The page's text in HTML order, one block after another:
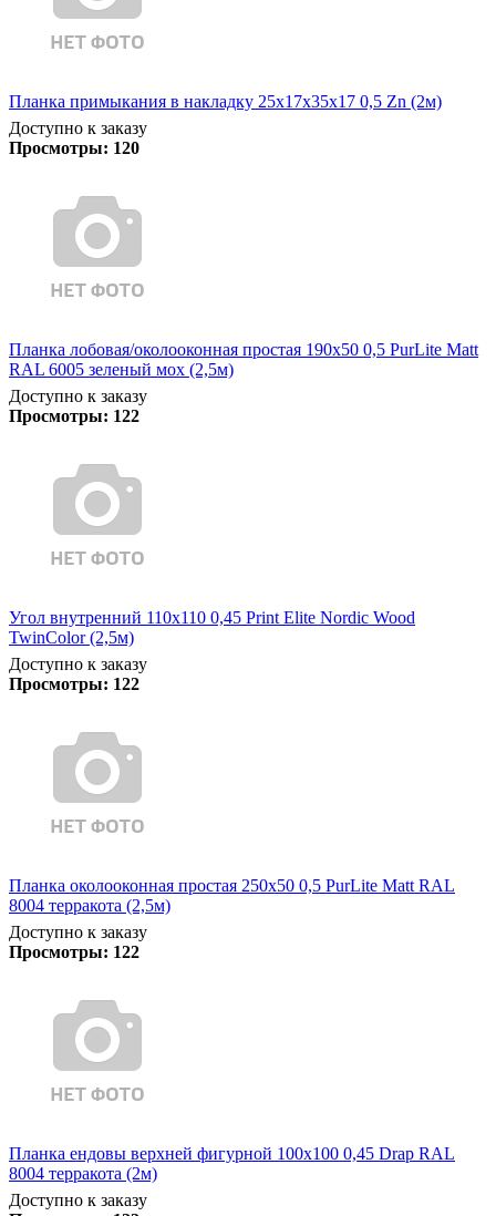
Планка примыкания в накладку 25х17х35х17 0,5 Zn (2м)
Доступно к заказу
Просмотры: 120
Планка лобовая/околооконная простая 190х50 0,5 PurLite Matt
RAL 6005 зеленый мох (2,5м)
Доступно к заказу
Просмотры: 122
Угол внутренний 110х110 0,45 Print Elite Nordic Wood
TwinColor (2,5м)
Доступно к заказу
Просмотры: 122
Планка околооконная простая 250х50 0,5 PurLite Matt RAL
8004 терракота (2,5м)
Доступно к заказу
Просмотры: 122
Планка ендовы верхней фигурной 100x100 0,45 Drap RAL
8004 терракота (2м)
Доступно к заказу